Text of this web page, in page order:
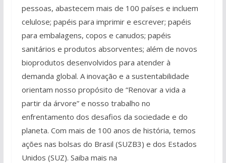
pessoas, abastecem mais de 100 países e incluem
celulose; papéis para imprimir e escrever; papéis
para embalagens, copos e canudos; papéis
sanitários e produtos absorventes; além de novos
bioprodutos desenvolvidos para atender à
demanda global. A inovação e a sustentabilidade
orientam nosso propósito de “Renovar a vida a
partir da árvore” e nosso trabalho no
enfrentamento dos desafios da sociedade e do
planeta. Com mais de 100 anos de história, temos
ações nas bolsas do Brasil (SUZB3) e dos Estados
Unidos (SUZ). Saiba mais na